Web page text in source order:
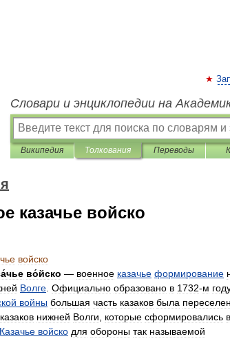
Словари и энциклопедии на
Википедия Толкования Переводы
казачье войско
войско
во́йско — военное казачье формирование
Волге Официально образовано в 1732-м году
войны большая часть казаков была
казаков нижней Волги которые сформировались в
Казачье войско для обороны так называемой